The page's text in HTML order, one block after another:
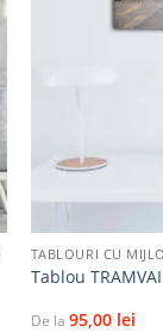
+
TABLOURI CU
Tablou
De la 95,00 lei